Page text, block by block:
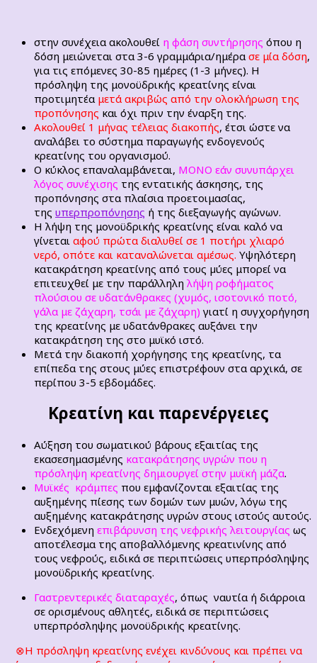
στην συνέχεια ακολουθεί η φάση συντήρησης όπου η
δόση μειώνεται στα 3-6 γραμμάρια/ημέρα σε μία δόση,
για τις επόμενες 30-85 ημέρες (1-3 μήνες). Η
πρόσληψη της μονοϋδρικής κρεατίνης είναι
προτιμητέα μετά ακριβώς από την ολοκλήρωση της
προπόνησης και όχι πριν την έναρξη της.
Ακολουθεί 1 μήνας τέλειας διακοπής, έτσι ώστε να
αναλάβει το σύστημα παραγωγής ενδογενούς
κρεατίνης του οργανισμού.
Ο κύκλος επαναλαμβάνεται, ΜΟΝΟ εάν συνυπάρχει
λόγος συνέχισης της εντατικής άσκησης, της
προπόνησης στα πλαίσια προετοιμασίας,
της υπερπροπόνησης ή της διεξαγωγής αγώνων.
Η λήψη της μονοϋδρικής κρεατίνης είναι καλό να
γίνεται αφού πρώτα διαλυθεί σε 1 ποτήρι χλιαρό
νερό, οπότε και καταναλώνεται αμέσως. Υψηλότερη
κατακράτηση κρεατίνης από τους µύες μπορεί να
επιτευχθεί με την παράλληλη λήψη ροφήματος
πλούσιου σε υδατάνθρακες (χυμός, ισοτονικό ποτό,
γάλα με ζάχαρη, τσάι με ζάχαρη) γιατί η συγχορήγηση
της κρεατίνης με υδατάνθρακες αυξάνει την
κατακράτηση της στο μυϊκό ιστό.
Μετά την διακοπή χορήγησης της κρεατίνης, τα
επίπεδα της στους μύες επιστρέφουν στα αρχικά, σε
περίπου 3-5 εβδομάδες.
Κρεατίνη και παρενέργειες
Αύξηση του σωματικού βάρους εξαιτίας της
εκασεσημασμένης κατακράτησης υγρών που η
πρόσληψη κρεατίνης δημιουργεί στην μυϊκή μάζα.
Μυϊκές κράμπες που εμφανίζονται εξαιτίας της
αυξημένης πίεσης των δομών των μυών, λόγω της
αυξημένης κατακράτησης υγρών στους ιστούς αυτούς.
Ενδεχόμενη επιβάρυνση της νεφρικής λειτουργίας ως
αποτέλεσμα της αποβαλλόμενης κρεατινίνης από
τους νεφρούς, ειδικά σε περιπτώσεις υπερπρόσληψης
μονοϋδρικής κρεατίνης.
Γαστρεντερικές διαταραχές, όπως ναυτία ή διάρροια
σε ορισμένους αθλητές, ειδικά σε περιπτώσεις
υπερπρόσληψης μονοϋδρικής κρεατίνης.
⊗Η πρόσληψη κρεατίνης ενέχει κινδύνους και πρέπει να